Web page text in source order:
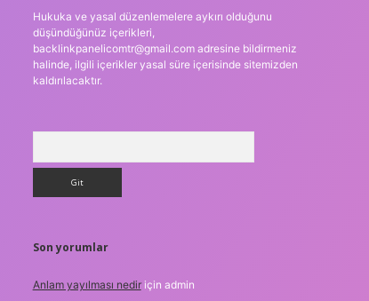
Hukuka ve yasal düzenlemelere aykırı olduğunu
düşündüğünüz içerikleri,
backlinkpanelicomtr@gmail.comadresine bildirmeniz
halinde, ilgili içerikler yasal süre içerisinde sitemizden
kaldırılacaktır.
Son yorumlar
Anlam yayılması nediriçin admin